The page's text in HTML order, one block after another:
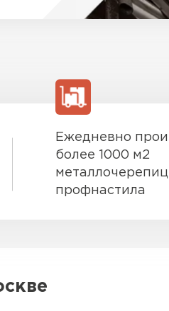
Ежедневно
более 1000 м2
профнастила